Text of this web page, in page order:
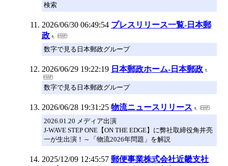
検索
2026/06/30 06:49:54 プレスリリース一覧‐日本郵
政
数字で見る日本郵政グループ
2026/06/29 19:22:19 日本郵政ホーム‐日本郵政
数字で見る日本郵政グループ
2026/06/28 19:31:25 物流ニュースリリース
2026.01.20 メディア出演
J-WAVE STEP ONE【ON THE EDGE】に弊社取締役角井亮
一が生出演！～「物流2026年問題」を解説
2025/12/09 12:45:57 郵便事業株式会社近畿支社